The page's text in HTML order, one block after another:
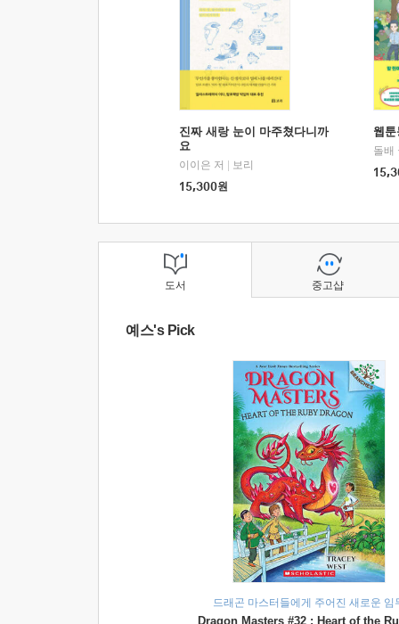
진짜 새랑 눈이 마주쳤다니까
요
이이은 저
보리
15,300원
웹
돌배
도서
예스's Pick
드래곤 마스터들에게 주어진 새로운 임
중고샵